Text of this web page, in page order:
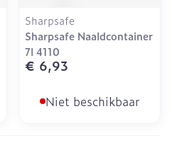
Sharpsafe
Sharpsafe Naaldcontainer
7l 4110
€ 6,93
Niet beschikbaar